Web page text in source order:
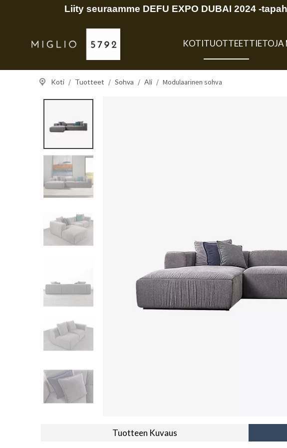
Liity seuraamme DEFU EXPO DUBAI 2024 -
KOTITUOTTEETTIETOJA
Koti / Tuotteet / Sohva / Ali / Modulaarinen sohva
Tuotteen Kuvaus